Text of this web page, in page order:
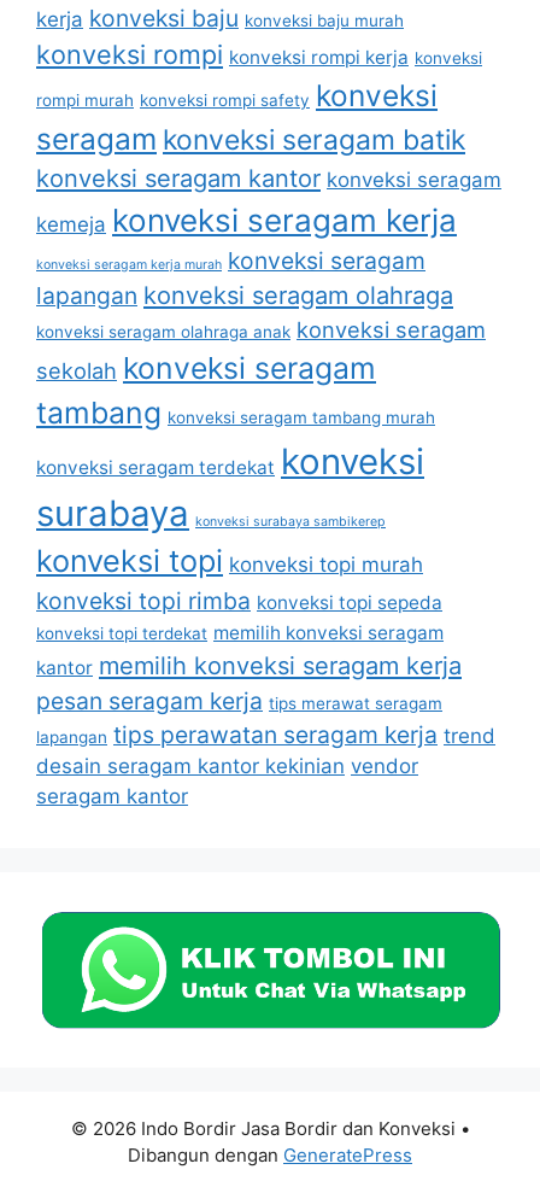
kerja konveksi baju konveksi baju murah
konveksi rompi konveksi rompi kerja konveksi
rompi murah konveksi rompi safety konveksi
seragam konveksi seragam batik
konveksi seragam kantor konveksi seragam
kemeja konveksi seragam kerja
konveksi seragam kerja murah konveksi seragam
lapangan konveksi seragam olahraga
konveksi seragam olahraga anak konveksi seragam
sekolah konveksi seragam
tambang konveksi seragam tambang murah
konveksi seragam terdekat konveksi
surabaya konveksi surabaya sambikerep
konveksi topi konveksi topi murah
konveksi topi rimba konveksi topi sepeda
konveksi topi terdekat memilih konveksi seragam
kantor memilih konveksi seragam kerja
pesan seragam kerja tips merawat seragam
lapangan tips perawatan seragam kerja trend
desain seragam kantor kekinian vendor
seragam kantor
© 2026 Indo Bordir Jasa Bordir dan Konveksi •
Dibangun dengan GeneratePress